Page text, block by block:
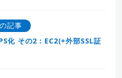
記事
化 その2：EC2(+外部SSL証